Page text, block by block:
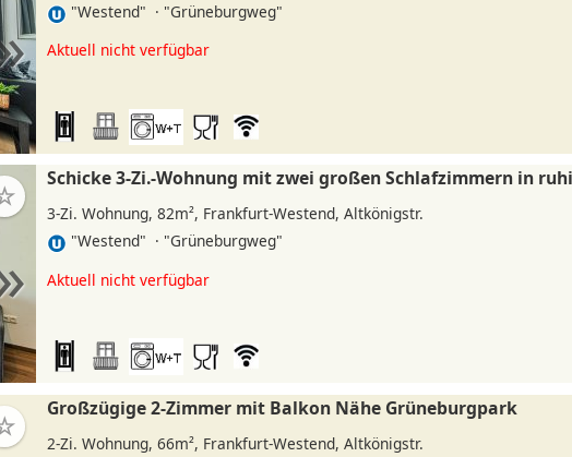
"Westend" · "Grüneburgweg"
Aktuell nicht verfügbar
Schicke 3-Zi.-Wohnung mit zwei großen Schlafzimmern in
3-Zi. Wohnung, 82m², Frankfurt-Westend, Altkönigstr.
"Westend" · "Grüneburgweg"
Aktuell nicht verfügbar
Großzügige 2-Zimmer mit Balkon Nähe Grüneburgpark
2-Zi. Wohnung, 66m², Frankfurt-Westend, Altkönigstr.